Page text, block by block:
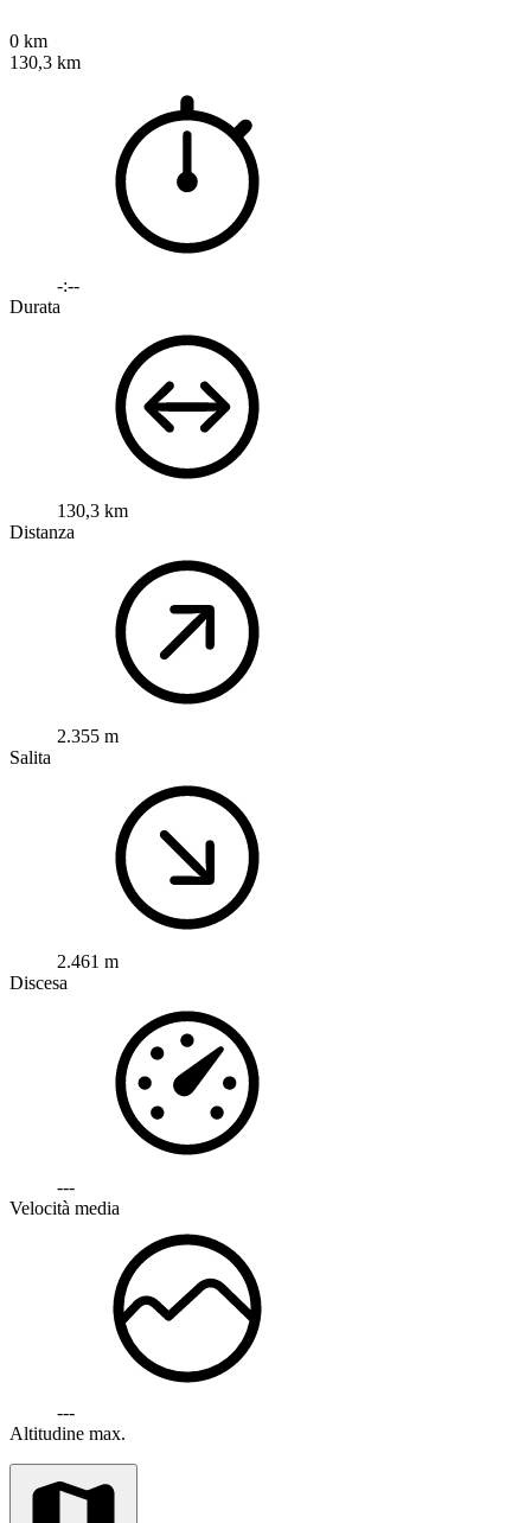
0 km
130,3 km
-:--
Durata
130,3 km
Distanza
2.355 m
Salita
2.461 m
Discesa
---
Velocità media
---
Altitudine max.